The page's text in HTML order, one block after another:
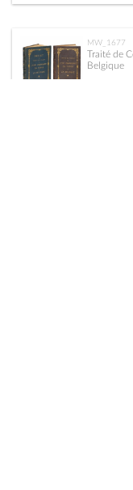
MW_1677
Traité de
Belgique